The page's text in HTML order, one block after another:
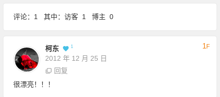
评论：1 其中：访客 1 博主 0
柯东 1
2012 年 12 月 25 日
1F
回复
很漂亮！！！